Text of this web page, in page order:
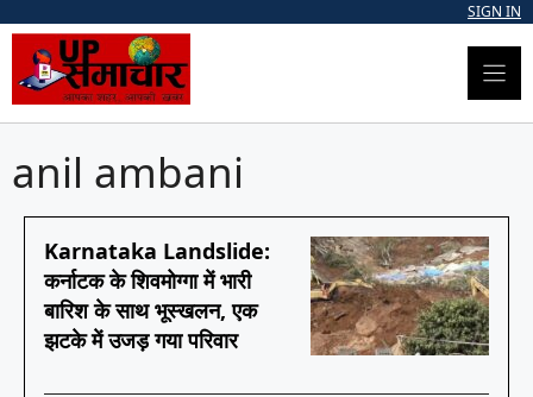
content
SIGN IN
anil ambani
Karnataka Landslide:
कर्नाटक के शिवमोग्गा में भारी
बारिश के साथ भूस्खलन, एक
झटके में उजड़ गया परिवार